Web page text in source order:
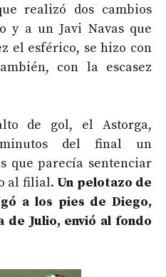
realizó dos cambios
y a un Javi Navas que
el esférico, se hizo con
con la escasez
de gol, el Astorga,
del final un
que parecía sentenciar
al filial. Un pelotazo de
a los pies de Diego,
de Julio, envió al fondo